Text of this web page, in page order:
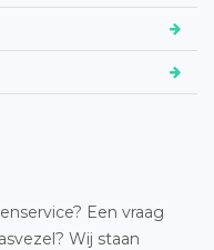
Een vraag
Wij staan